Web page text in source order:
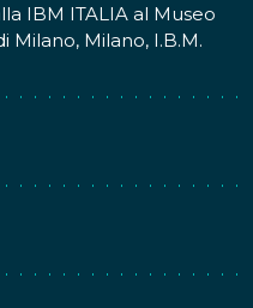
IBM ITALIA al Museo
Milano, Milano, I.B.M.